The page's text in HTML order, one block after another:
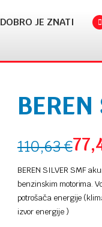
DOBRO JE ZNATI
110,63€
BEREN SILVER SMF
benzinskim motorima.
potrošača energije
izvor energije )